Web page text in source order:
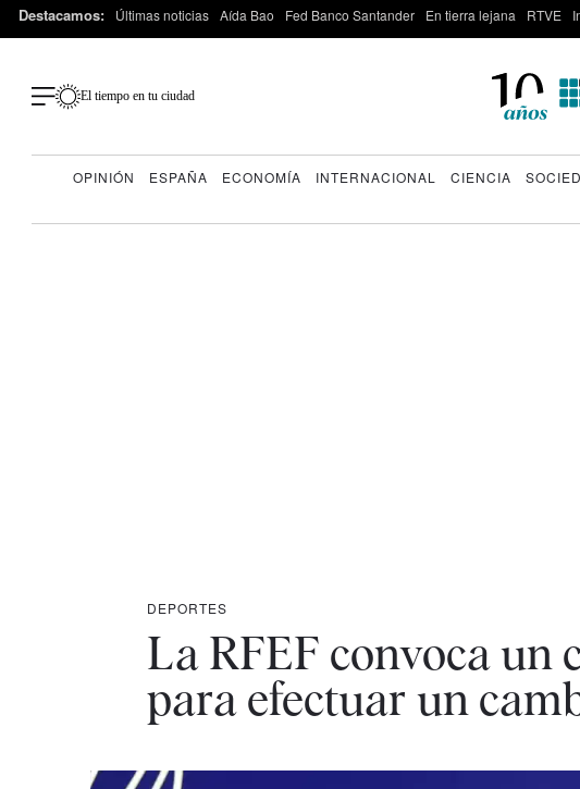
Destacamos: Últimas noticias Aída Bao Fed Banco Santander En tierra lejana RTVE
El tiempo en tu ciudad
OPINIÓN ESPAÑA ECONOMÍA INTERNACIONAL CIENCIA
DEPORTES
La RFEF convoca un
para efectuar un